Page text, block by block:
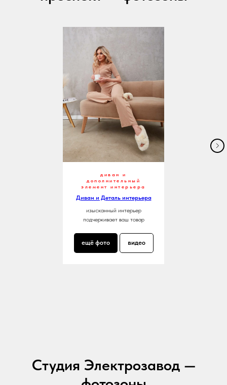
диван и
дополнительный
элемент интерьера
Диван и Деталь интерьера
изысканный интерьер
подчеркивает ваш товар
ещё фото видео
Студия Электрозавод —